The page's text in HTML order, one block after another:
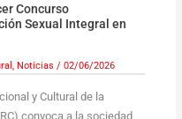
Concurso
Sexual Integral en
, Noticias / 02/06/2026
y Cultural de la
convoca a la sociedad